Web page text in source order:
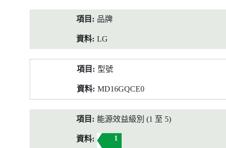
品牌
LG
型號
MD16GQCE0
能源效益級別 (1 至 5)
1